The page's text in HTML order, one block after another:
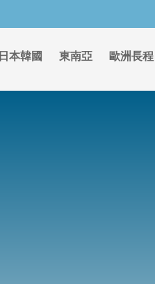
日本韓國 東南亞 歐洲長程